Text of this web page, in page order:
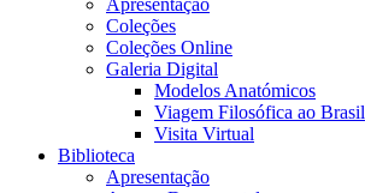
Coleções
Coleções Online
Galeria Digital
Modelos Anatómicos
Viagem Filosófica ao Brasil
Visita Virtual
Biblioteca
Apresentação